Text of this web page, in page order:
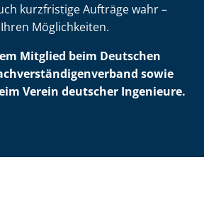
kurzfristige Aufträge wahr –
Möglichkeiten.
Mitglied beim Deutschen
sowie
Verein deutscher Ingenieure.